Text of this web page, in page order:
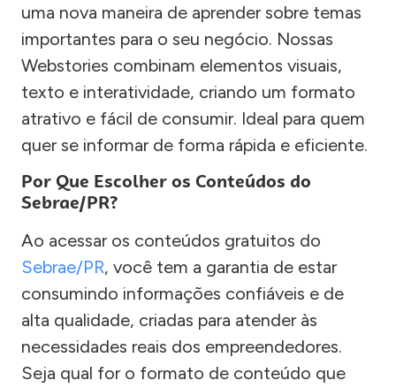
uma nova maneira de aprender sobre temas
importantes para o seu negócio. Nossas
Webstories combinam elementos visuais,
texto e interatividade, criando um formato
atrativo e fácil de consumir. Ideal para quem
quer se informar de forma rápida e eficiente.
Por Que Escolher os Conteúdos do
Sebrae/PR?
Ao acessar os conteúdos gratuitos do
Sebrae/PR, você tem a garantia de estar
consumindo informações confiáveis e de
alta qualidade, criadas para atender às
necessidades reais dos empreendedores.
Seja qual for o formato de conteúdo que